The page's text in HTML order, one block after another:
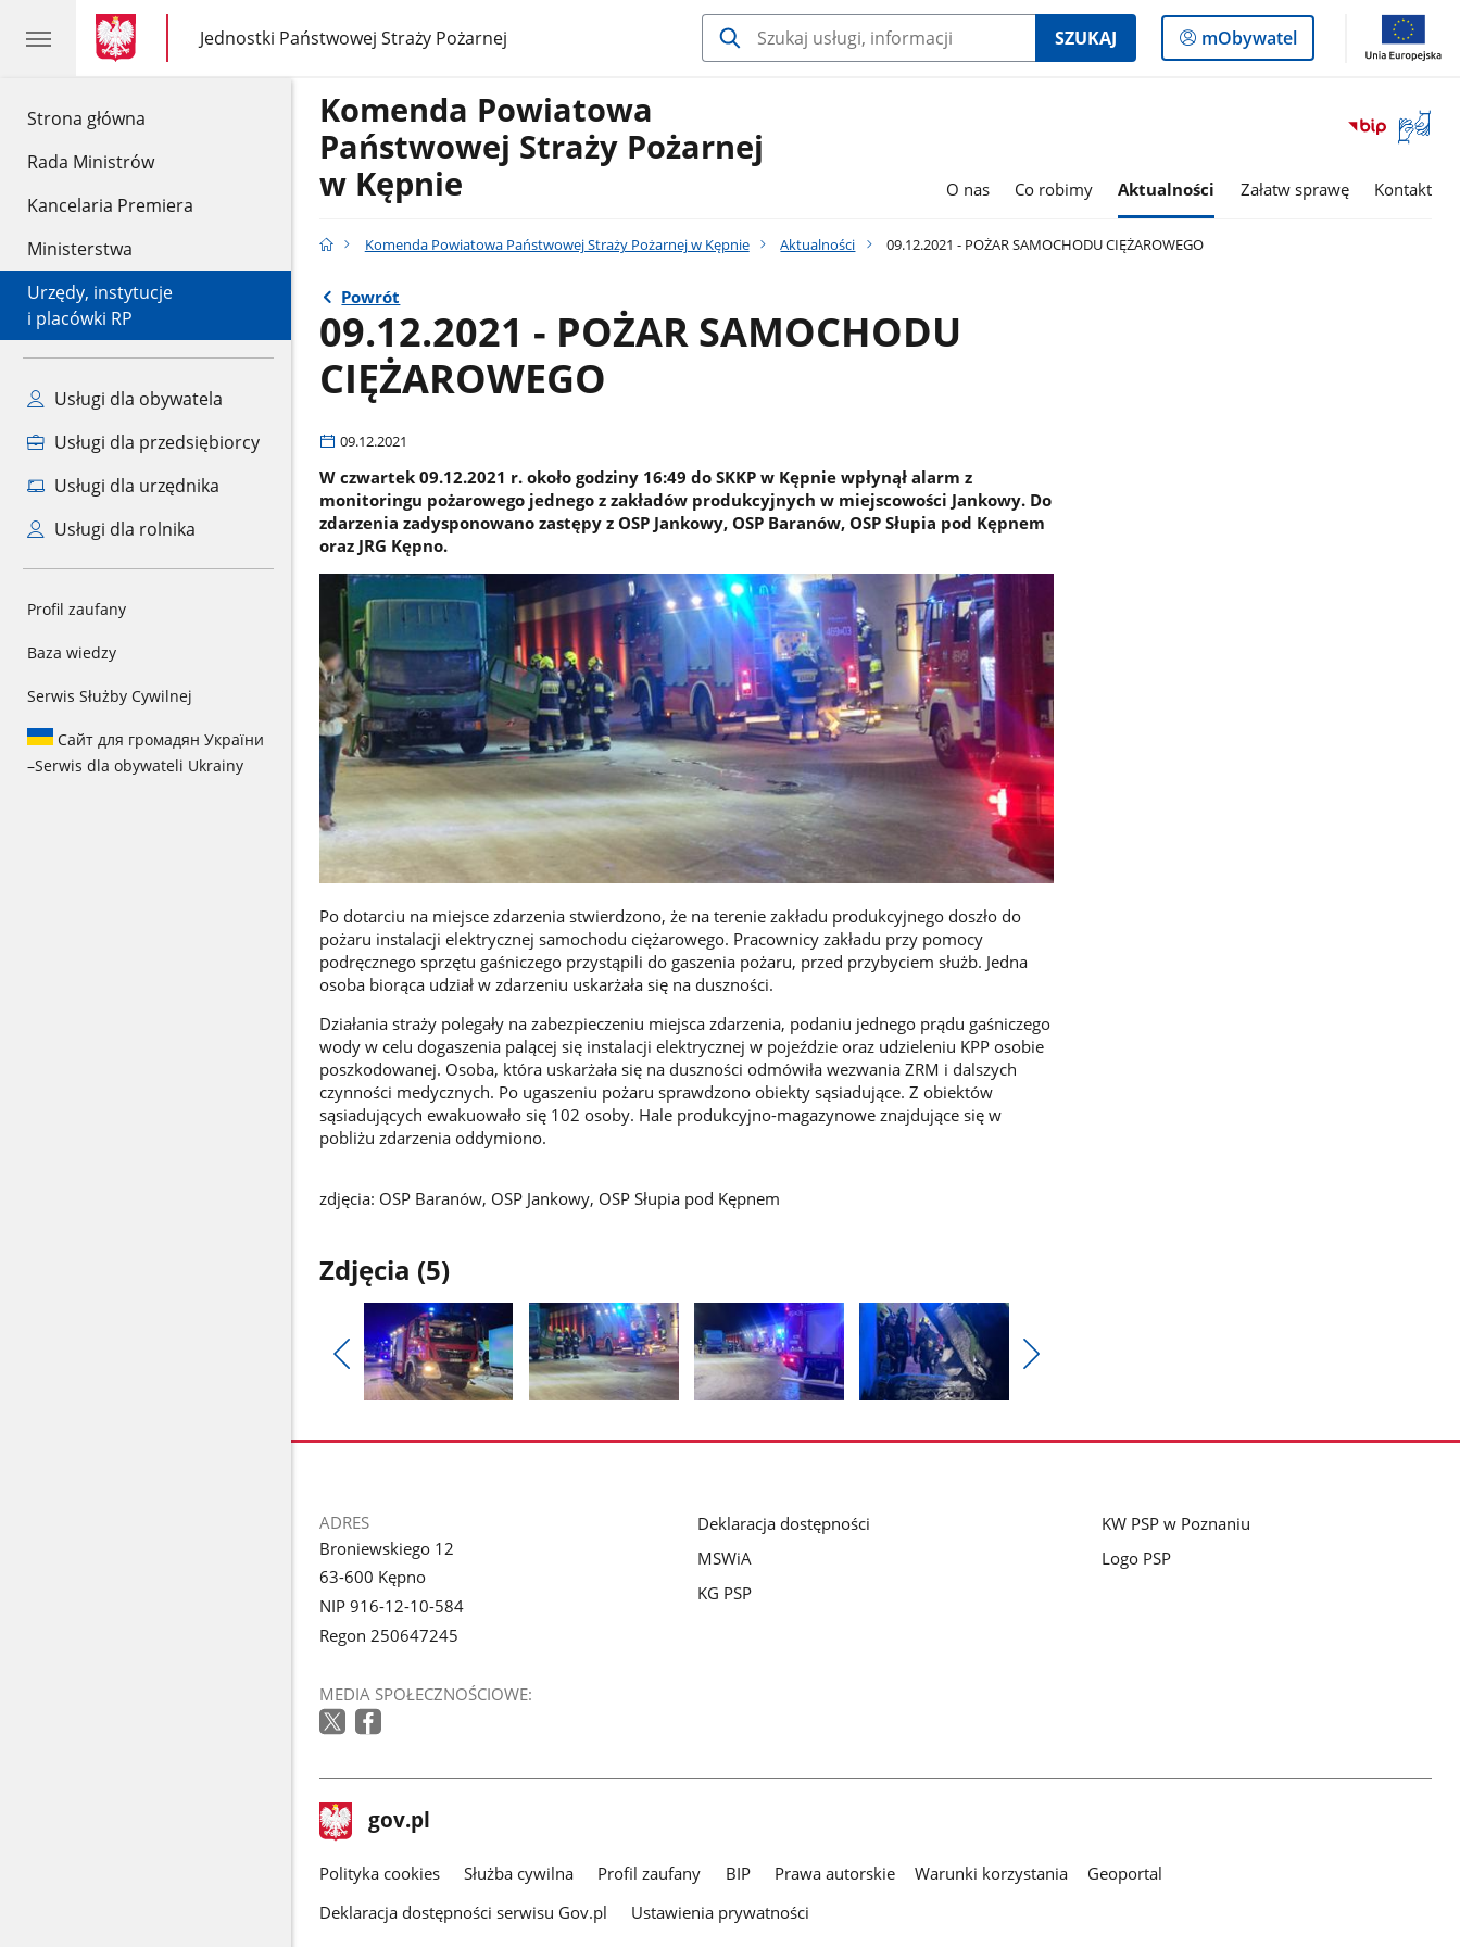
Strona główna
Rada Ministrów
Kancelaria Premiera
Ministerstwa
Urzędy, instytucje
i placówki RP
Usługi dla obywatela
Usługi dla przedsiębiorcy
Usługi dla urzędnika
Usługi dla rolnika
Profil zaufany
Baza wiedzy
Serwis Służby Cywilnej
Сайт для громадян України
–Serwis dla obywateli Ukrainy
gov.pl
gov.pl
Jednostki Państwowej Straży Pożarnej
gov.pl
Jednostki
Państwowej
SZUKAJ
Logowanie
do
mObywatel
Otwórz
okno
Komenda Powiatowa
Państwowej Straży Pożarnej
w Kępnie
O nas Co robimy Aktualności Załatw sprawę Kontakt
Komenda Powiatowa Państwowej Straży Pożarnej w Kępnie Aktualności 09.12.2021 - POŻAR SAMOCHODU CIĘŻAROWEGO
Powrót
09.12.2021 - POŻAR SAMOCHODU
CIĘŻAROWEGO
09.12.2021
W czwartek 09.12.2021 r. około godziny 16:49 do SKKP w Kępnie wpłynął alarm z
monitoringu pożarowego jednego z zakładów produkcyjnych w miejscowości Jankowy. Do
zdarzenia zadysponowano zastępy z OSP Jankowy, OSP Baranów, OSP Słupia pod Kępnem
oraz JRG Kępno.
Po dotarciu na miejsce zdarzenia stwierdzono, że na terenie zakładu produkcyjnego doszło do
pożaru instalacji elektrycznej samochodu ciężarowego. Pracownicy zakładu przy pomocy
podręcznego sprzętu gaśniczego przystąpili do gaszenia pożaru, przed przybyciem służb. Jedna
osoba biorąca udział w zdarzeniu uskarżała się na duszności.
Działania straży polegały na zabezpieczeniu miejsca zdarzenia, podaniu jednego prądu gaśniczego
wody w celu dogaszenia palącej się instalacji elektrycznej w pojeździe oraz udzieleniu KPP osobie
poszkodowanej. Osoba, która uskarżała się na duszności odmówiła wezwania ZRM i dalszych
czynności medycznych. Po ugaszeniu pożaru sprawdzono obiekty sąsiadujące. Z obiektów
sąsiadujących ewakuowało się 102 osoby. Hale produkcyjno-magazynowe znajdujące się w
pobliżu zdarzenia oddymiono.
zdjęcia: OSP Baranów, OSP Jankowy, OSP Słupia pod Kępnem
Zdjęcia (5)
Pokaż
poprzednie
stopka
ADRES
Broniewskiego 12
63-600 Kępno
NIP 916-12-10-584
Regon 250647245
MEDIA SPOŁECZNOŚCIOWE:
Deklaracja dostępności
MSWiA
KG PSP
KW PSP w Poznaniu
Logo PSP
stopka
gov.pl Strona
gov.pl
gov.pl
Polityka cookies Służba cywilna Profil zaufany BIP Prawa autorskie Warunki korzystania
Geoportal
Deklaracja dostępności serwisu Gov.pl
Ustawienia prywatności